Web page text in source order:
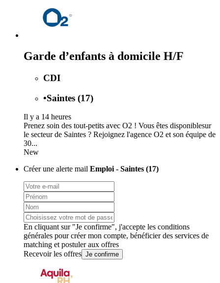
Garde d’enfants à domicile H/F
CDI
•Saintes (17)
Il y a 14 heures
Prenez soin des tout-petits avec O2 ! Vous êtes disponiblesur
le secteur de Saintes ? Rejoignez l'agence O2 et son équipe de
30...
New
Créer une alerte mail Emploi - Saintes (17)
En cliquant sur "Je confirme", j'accepte les conditions
générales pour créer mon compte, bénéficier des services de
matching et postuler aux offres
Recevoir les offres Je confirme